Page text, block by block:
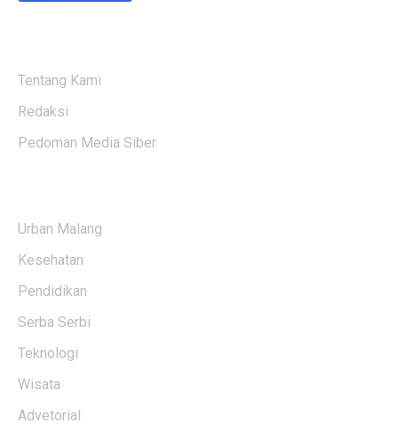
Tentang Kami
Redaksi
Pedoman Media Siber
Urban Malang
Kesehatan
Pendidikan
Serba Serbi
Teknologi
Wisata
Advetorial